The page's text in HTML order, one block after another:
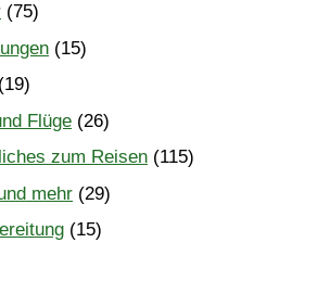
(75)
(15)
(19)
Flüge (26)
zum Reisen (115)
mehr (29)
(15)